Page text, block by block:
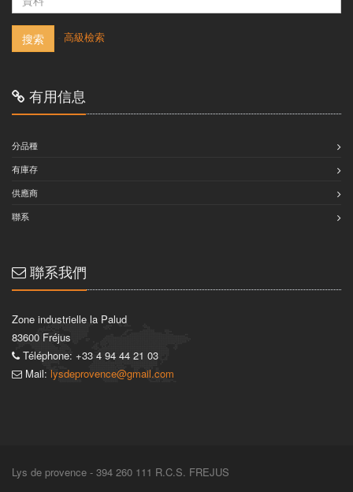
搜索 高級檢索
有用信息
分品種
有庫存
供應商
聯系
聯系我們
Zone industrielle la Palud
83600 Fréjus
Téléphone: +33 4 94 44 21 03
Mail: lysdeprovence@gmail.com
Lys de provence - 394 260 111 R.C.S. FREJUS